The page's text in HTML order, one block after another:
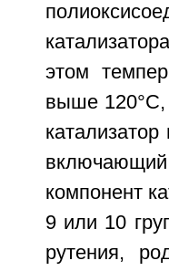
этом
выше 120°С,
включающий
компонент
9 или 10
рутения,